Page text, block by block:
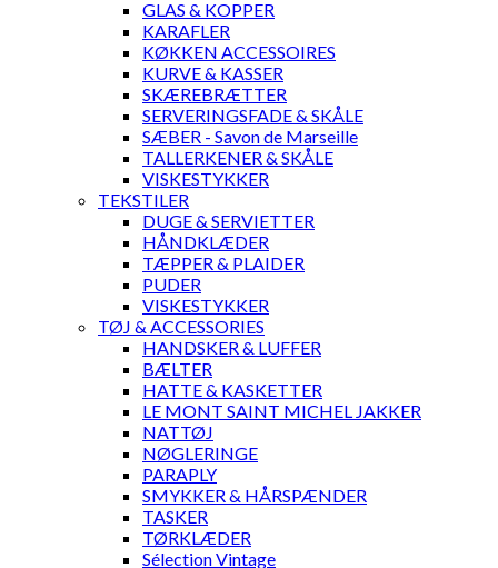
GLAS & KOPPER
KARAFLER
KØKKEN ACCESSOIRES
KURVE & KASSER
SKÆREBRÆTTER
SERVERINGSFADE & SKÅLE
SÆBER - Savon de Marseille
TALLERKENER & SKÅLE
VISKESTYKKER
TEKSTILER
DUGE & SERVIETTER
HÅNDKLÆDER
TÆPPER & PLAIDER
PUDER
VISKESTYKKER
TØJ & ACCESSORIES
HANDSKER & LUFFER
BÆLTER
HATTE & KASKETTER
LE MONT SAINT MICHEL JAKKER
NATTØJ
NØGLERINGE
PARAPLY
SMYKKER & HÅRSPÆNDER
TASKER
TØRKLÆDER
Sélection Vintage